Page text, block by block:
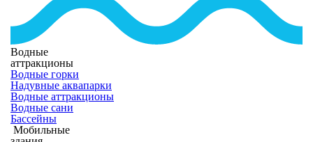
Водные
аттракционы
Водные горки
Надувные аквапарки
Водные аттракционы
Водные сани
Бассейны
Мобильные